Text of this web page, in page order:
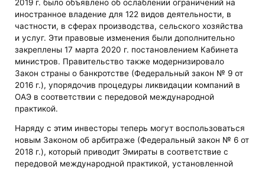
2019 г. было объявлено об ослаблении ограничений на
иностранное владение для 122 видов деятельности, в
частности, в сферах производства, сельского хозяйства
и услуг. Эти правовые изменения были дополнительно
закреплены 17 марта 2020 г. постановлением Кабинета
министров. Правительство также модернизировало
Закон страны о банкротстве (Федеральный закон № 9 от
2016 г.), упорядочив процедуры ликвидации компаний в
ОАЭ в соответствии с передовой международной
практикой.
Наряду с этим инвесторы теперь могут воспользоваться
новым Законом об арбитраже (Федеральный закон № 6 от
2018 г.), который приводит Эмираты в соответствие с
передовой международной практикой, установленной